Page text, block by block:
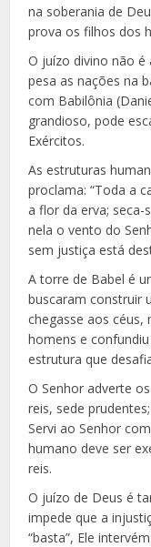
na soberania de
prova os filhos dos
O juízo divino não
pesa as nações na
com Babilônia
grandioso, pode
Exércitos.
As estruturas
proclama: “Toda a
a flor da erva; seca-
nela o vento do
sem justiça está
A torre de Babel é
buscaram construir
chegasse aos céus,
homens e
estrutura que
O Senhor adverte
reis, sede
Servi ao Senhor
humano deve ser
reis.
O juízo de Deus é
impede que a
“basta”, Ele